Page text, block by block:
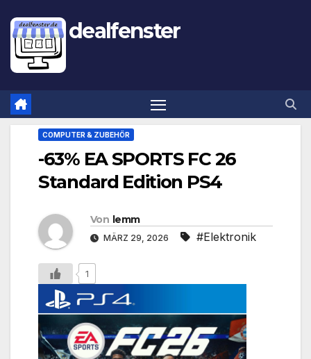
dealfenster
COMPUTER & ZUBEHÖR
-63% EA SPORTS FC 26
Standard Edition PS4
Von lemm
MÄRZ 29, 2026 #Elektronik
1